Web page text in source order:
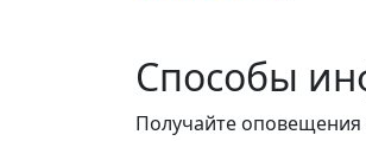
Способы
Получайте